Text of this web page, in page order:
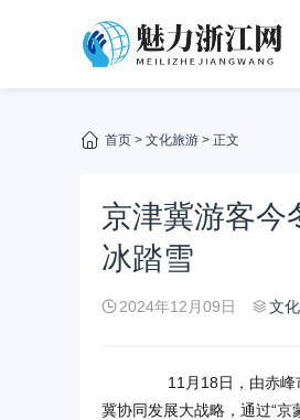
首页 > 文化旅游 > 正文
京津冀游客今
冰踏雪
2024年12月09日 文
11月18日，由赤
冀协同发展大战略，通过“